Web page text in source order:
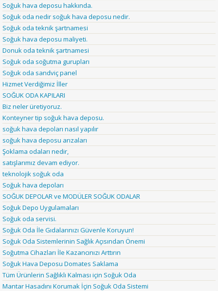
Soğuk hava deposu hakkında.
Soğuk oda nedir soğuk hava deposu nedir.
Soğuk oda teknik şartnamesi
Soğuk hava deposu maliyeti.
Donuk oda teknik şartnamesi
Soğuk oda soğutma gurupları
Soğuk oda sandviç panel
Hizmet Verdiğimiz İller
SOĞUK ODA KAPILARI
Biz neler üretiyoruz.
Konteyner tip soğuk hava deposu.
soğuk hava depoları nasıl yapılır
soğuk hava deposu arızaları
Şoklama odaları nedir,
satışlarımız devam ediyor.
teknolojik soğuk oda
Soğuk hava depoları
SOĞUK DEPOLAR ve MODÜLER SOĞUK ODALAR
Soğuk Depo Uygulamaları
Soğuk oda servisi.
Soğuk Oda İle Gıdalarınızı Güvenle Koruyun!
Soğuk Oda Sistemlerinin Sağlık Açısından Önemi
Soğutma Cihazları İle Kazancınızı Arttırın
Soğuk Hava Deposu Domates Saklama
Tüm Ürünlerin Sağlıklı Kalması için Soğuk Oda
Mantar Hasadını Korumak İçin Soğuk Oda Sistemi